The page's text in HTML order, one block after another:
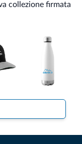
collezione firmata